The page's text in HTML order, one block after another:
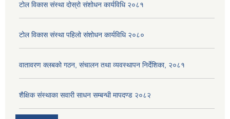
टोल विकास संस्था दोस्रो संशोधन कार्यविधि २०८१
टोल विकास संस्था पहिलो संशोधन कार्यविधि २०८०
वातावरण क्लबको गठन, संचालन तथा व्यवस्थापन निर्देशिका, २०८१
शैक्षिक संस्थाका सवारी साधन सम्बन्धी मापदण्ड २०८२